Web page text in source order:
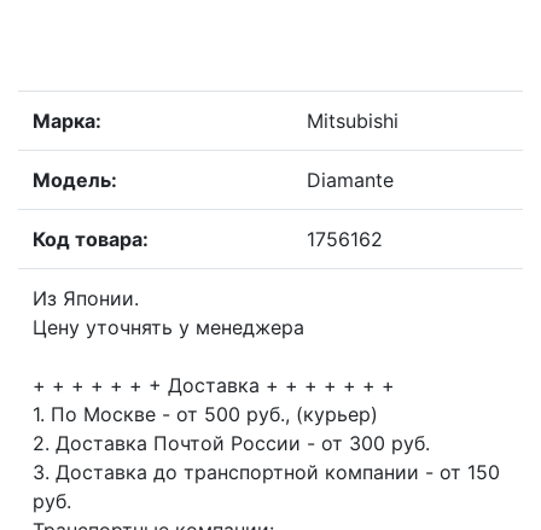
Марка: Mitsubishi
Модель: Diamante
Код товара: 1756162
Из Японии.
Цену уточнять у менеджера
+ + + + + + + Доставка + + + + + + +
1. По Москве - от 500 руб., (курьер)
2. Доставка Почтой России - от 300 руб.
3. Доставка до транспортной компании - от 150
руб.